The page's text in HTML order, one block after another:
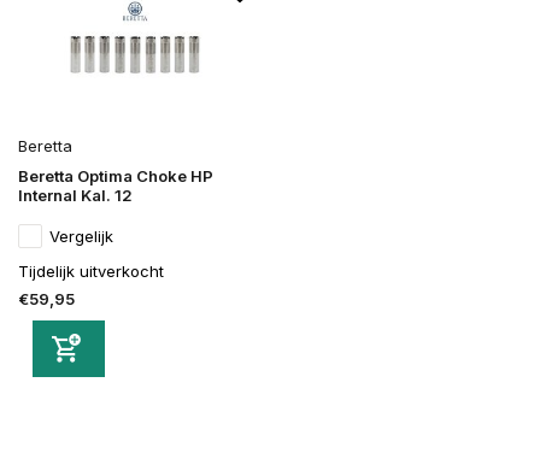
Beretta
Beretta Optima Choke HP
Internal Kal. 12
Vergelijk
Tijdelijk uitverkocht
€59,95